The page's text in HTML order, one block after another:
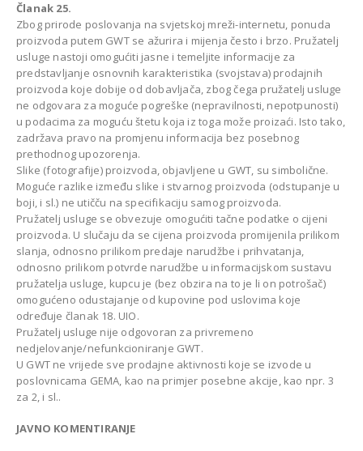
Članak 25.
Zbog prirode poslovanja na svjetskoj mreži-internetu, ponuda
proizvoda putem GWT se ažurira i mijenja često i brzo. Pružatelj
usluge nastoji omogućiti jasne i temeljite informacije za
predstavljanje osnovnih karakteristika (svojstava) prodajnih
proizvoda koje dobije od dobavljača, zbog čega pružatelj usluge
ne odgovara za moguće pogreške (nepravilnosti, nepotpunosti)
u podacima za moguću štetu koja iz toga može proizaći. Isto tako,
zadržava pravo na promjenu informacija bez posebnog
prethodnog upozorenja.
Slike (fotografije) proizvoda, objavljene u GWT, su simbolične.
Moguće razlike između slike i stvarnog proizvoda (odstupanje u
boji, i sl.) ne utičču na specifikaciju samog proizvoda.
Pružatelj usluge se obvezuje omogućiti tačne podatke o cijeni
proizvoda. U slučaju da se cijena proizvoda promijenila prilikom
slanja, odnosno prilikom predaje narudžbe i prihvatanja,
odnosno prilikom potvrde narudžbe u informacijskom sustavu
pružatelja usluge, kupcu je (bez obzira na to je li on potrošač)
omogućeno odustajanje od kupovine pod uslovima koje
određuje članak 18. UIO.
Pružatelj usluge nije odgovoran za privremeno
nedjelovanje/nefunkcioniranje GWT.
U GWT ne vrijede sve prodajne aktivnosti koje se izvode u
poslovnicama GEMA, kao na primjer posebne akcije, kao npr. 3
za 2, i sl..
JAVNO KOMENTIRANJE